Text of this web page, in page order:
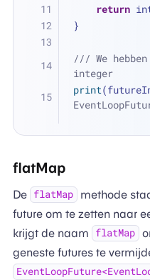
return
}
/// We
integer
print
flatMap
De flatMap
methode
future om te zetten naar
krijgt de naam
flatMap
geneste futures te